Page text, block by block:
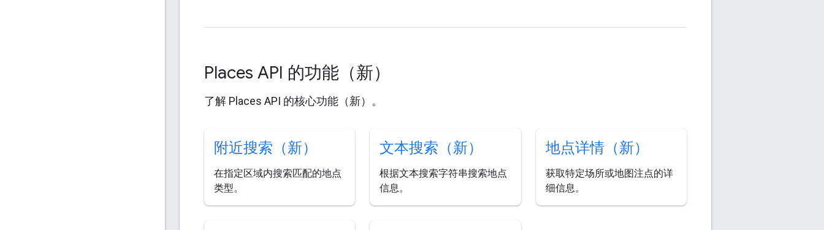
Places API 的功能（新）
了解 Places API 的核心功能（新）。
附近搜索（新）
在指定区域内搜索匹配的地点
类型。
文本搜索（新）
根据文本搜索字符串搜索地点
信息。
地点详情（新）
获取特定场所或地图注点的详
细信息。